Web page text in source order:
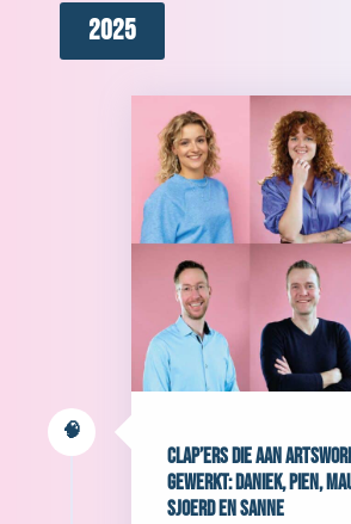
2025
CLAP’ers die aan
gewerkt: Daniek, Pien,
Sjoerd en Sanne
🧠